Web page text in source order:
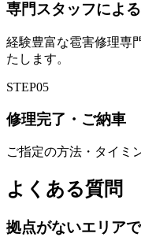
専門スタッフによ
経験豊富な雹害修理専
たします。
STEP05
修理完了・ご納車
ご指定の方法・タイミ
よくある質問
拠点がないエリア